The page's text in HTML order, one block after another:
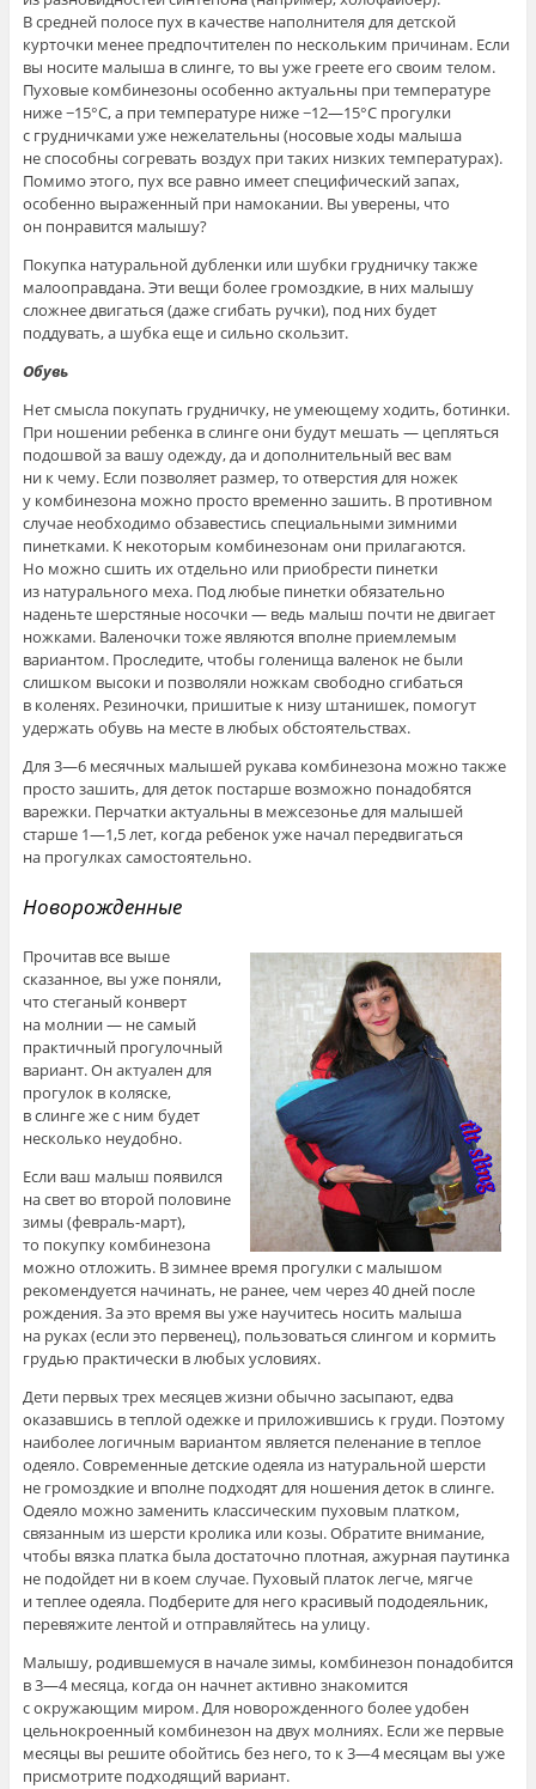
В средней полосе пух в качестве наполнителя для детской
курточки менее предпочтителен по нескольким причинам. Если
вы носите малыша в слинге, то вы уже греете его своим телом.
Пуховые комбинезоны особенно актуальны при температуре
ниже −15°С, а при температуре ниже −12—15°С прогулки
с грудничками уже нежелательны (носовые ходы малыша
не способны согревать воздух при таких низких температурах).
Помимо этого, пух все равно имеет специфический запах,
особенно выраженный при намокании. Вы уверены, что
он понравится малышу?
Покупка натуральной дубленки или шубки грудничку также
малооправдана. Эти вещи более громоздкие, в них малышу
сложнее двигаться (даже сгибать ручки), под них будет
поддувать, а шубка еще и сильно скользит.
Обувь
Нет смысла покупать грудничку, не умеющему ходить, ботинки.
При ношении ребенка в слинге они будут мешать — цепляться
подошвой за вашу одежду, да и дополнительный вес вам
ни к чему. Если позволяет размер, то отверстия для ножек
у комбинезона можно просто временно зашить. В противном
случае необходимо обзавестись специальными зимними
пинетками. К некоторым комбинезонам они прилагаются.
Но можно сшить их отдельно или приобрести пинетки
из натурального меха. Под любые пинетки обязательно
наденьте шерстяные носочки — ведь малыш почти не двигает
ножками. Валеночки тоже являются вполне приемлемым
вариантом. Проследите, чтобы голенища валенок не были
слишком высоки и позволяли ножкам свободно сгибаться
в коленях. Резиночки, пришитые к низу штанишек, помогут
удержать обувь на месте в любых обстоятельствах.
Для 3—6 месячных малышей рукава комбинезона можно также
просто зашить, для деток постарше возможно понадобятся
варежки. Перчатки актуальны в межсезонье для малышей
старше 1—1,5 лет, когда ребенок уже начал передвигаться
на прогулках самостоятельно.
Новорожденные
Прочитав все выше
сказанное, вы уже поняли,
что стеганый конверт
на молнии — не самый
практичный прогулочный
вариант. Он актуален для
прогулок в коляске,
в слинге же с ним будет
несколько неудобно.
Если ваш малыш появился
на свет во второй половине
зимы (февраль-март),
то покупку комбинезона
можно отложить. В зимнее время прогулки с малышом
рекомендуется начинать, не ранее, чем через 40 дней после
рождения. За это время вы уже научитесь носить малыша
на руках (если это первенец), пользоваться слингом и кормить
грудью практически в любых условиях.
Дети первых трех месяцев жизни обычно засыпают, едва
оказавшись в теплой одежке и приложившись к груди. Поэтому
наиболее логичным вариантом является пеленание в теплое
одеяло. Современные детские одеяла из натуральной шерсти
не громоздкие и вполне подходят для ношения деток в слинге.
Одеяло можно заменить классическим пуховым платком,
связанным из шерсти кролика или козы. Обратите внимание,
чтобы вязка платка была достаточно плотная, ажурная паутинка
не подойдет ни в коем случае. Пуховый платок легче, мягче
и теплее одеяла. Подберите для него красивый пододеяльник,
перевяжите лентой и отправляйтесь на улицу.
Малышу, родившемуся в начале зимы, комбинезон понадобится
в 3—4 месяца, когда он начнет активно знакомится
с окружающим миром. Для новорожденного более удобен
цельнокроенный комбинезон на двух молниях. Если же первые
месяцы вы решите обойтись без него, то к 3—4 месяцам вы уже
присмотрите подходящий вариант.